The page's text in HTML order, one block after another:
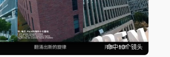
命中10个镜头